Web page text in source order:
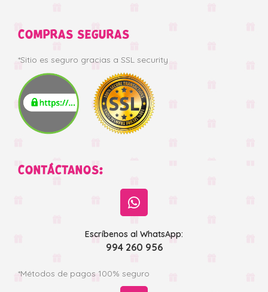
COMPRAS SEGURAS
*Sitio es seguro gracias a SSL security
CONTÁCTANOS:
Escríbenos al WhatsApp:
994 260 956
*Métodos de pagos 100% seguro